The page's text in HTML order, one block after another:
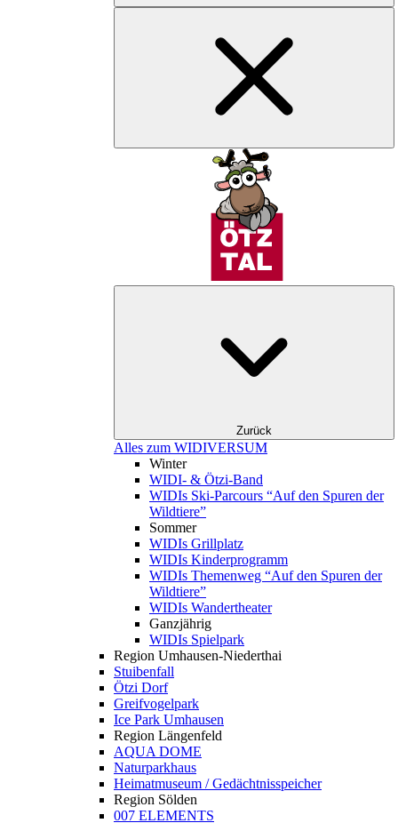
Zurück
Alles zum WIDIVERSUM
Winter
WIDI- & Ötzi-Band
WIDIs Ski-Parcours “Auf den Spuren der
Wildtiere”
Sommer
WIDIs Grillplatz
WIDIs Kinderprogramm
WIDIs Themenweg “Auf den Spuren der
Wildtiere”
WIDIs Wandertheater
Ganzjährig
WIDIs Spielpark
Region Umhausen-Niederthai
Stuibenfall
Ötzi Dorf
Greifvogelpark
Ice Park Umhausen
Region Längenfeld
AQUA DOME
Naturparkhaus
Heimatmuseum / Gedächtnisspeicher
Region Sölden
007 ELEMENTS